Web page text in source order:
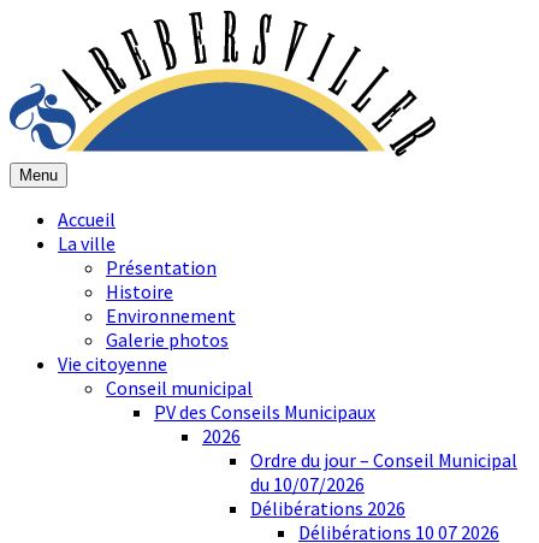
Menu
Accueil
La ville
Présentation
Histoire
Environnement
Galerie photos
Vie citoyenne
Conseil municipal
PV des Conseils Municipaux
2026
Ordre du jour – Conseil Municipal
du 10/07/2026
Délibérations 2026
Délibérations 10 07 2026